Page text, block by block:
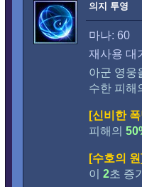
의지 투영
마나: 60
재사용 대
아군 영웅
수한 피해
[신비한
피해의
[수호의
이 2초 증